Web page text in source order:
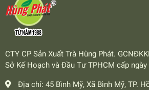
CTY CP Sản Xuất Trà Hùng Phát.
Sở Kế Hoạch và Đầu Tư TPHCM cấp
Địa chỉ: 45 Bình Mỹ, Xã Bình Mỹ, TP.